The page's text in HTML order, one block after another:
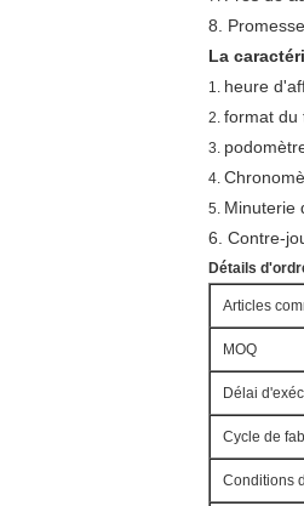
8.
La
1. heure
2. format du
3.
4.
5. Minuterie
6. Contre-
Détails
Articles
MOQ
Délai
Cycle de
Conditions